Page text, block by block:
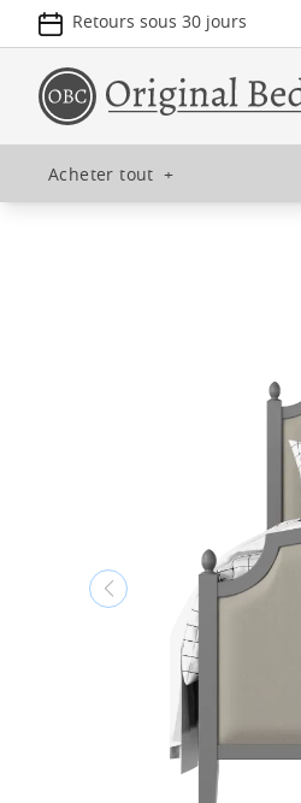
Retours sous 30 jours
Acheter tout +